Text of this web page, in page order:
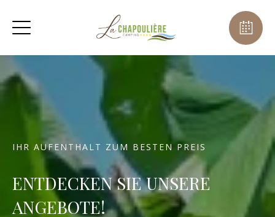
IHR AUFENTHALT ZUM BESTEN PREIS
ENTDECKEN SIE UNSERE
ANGEBOTE!